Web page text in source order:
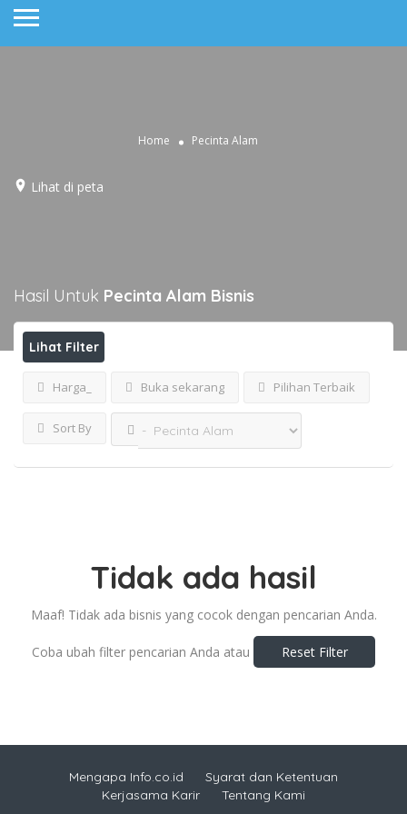
Home Pecinta Alam
Lihat di peta
Hasil Untuk Pecinta Alam Bisnis
Lihat Filter
Harga_ Buka sekarang Pilihan Terbaik
Sort By
Tidak ada hasil
Maaf! Tidak ada bisnis yang cocok dengan pencarian Anda.
Coba ubah filter pencarian Anda atau Reset Filter
Mengapa Info.co.id
Syarat dan Ketentuan
Kerjasama Karir
Tentang Kami